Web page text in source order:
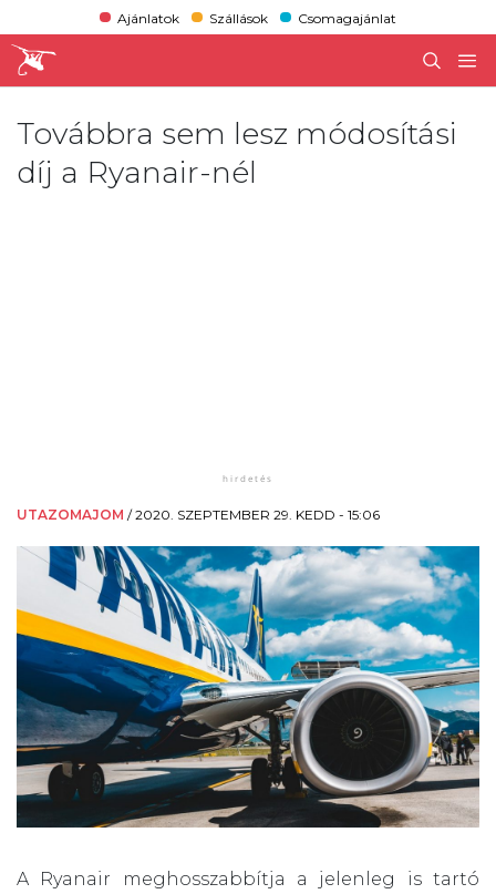
Ajánlatok Szállások Csomagajánlat
Továbbra sem lesz módosítási
díj a Ryanair-nél
UTAZOMAJOM /2020. SZEPTEMBER 29. KEDD - 15:06
A Ryanair meghosszabbítja a jelenleg is tartó